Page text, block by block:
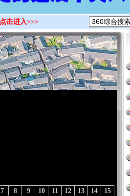
点击进入>>>
15
14
13
12
11
10
9
8
7